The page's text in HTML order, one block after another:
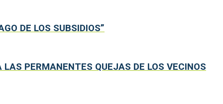
DE LOS SUBSIDIOS”
PERMANENTES QUEJAS DE LOS VECINOS